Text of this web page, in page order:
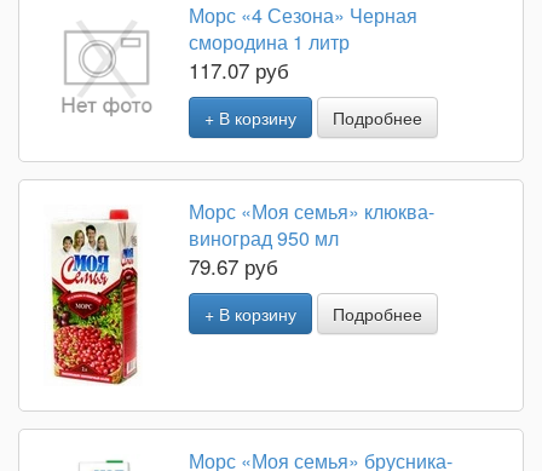
Морс «4 Сезона» Черная
смородина 1 литр
117.07 руб
+ В корзину Подробнее
Морс «Моя семья» клюква-
виноград 950 мл
79.67 руб
+ В корзину Подробнее
Морс «Моя семья» брусника-